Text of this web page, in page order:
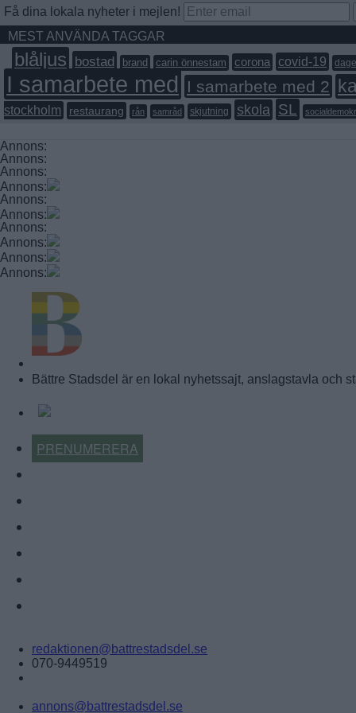
Få dina lokala nyheter i mejlen!
MEST ANVÄNDA TAGGAR
blåljus bostad brand carin önnestam corona covid-19
I samarbete med I samarbete med 2
stockholm
restaurang rån samråd skjutning skola SL
Annons:
Annons:
Annons:
Annons:
Annons:
Annons:
Annons:
Annons:
Annons:
Annons:
Bättre Stadsdel är en lokal nyhetssajt, anslagstavla och
PRENUMERERA
redaktionen@battrestadsdel.se
070-9449519
annons@battrestadsdel.se